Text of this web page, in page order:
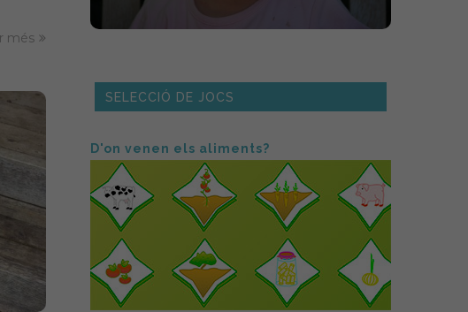
més
SELECCIÓ DE JOCS
D'on venen els aliments?